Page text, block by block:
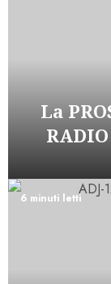
La
6 minuti letti